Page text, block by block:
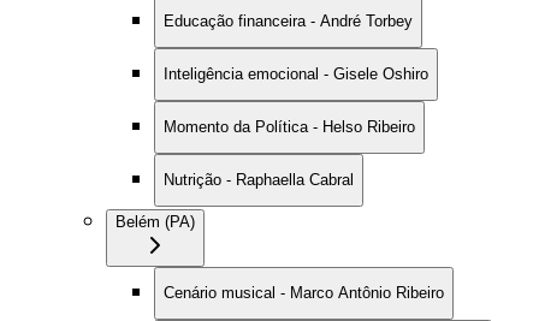
Educação financeira - André Torbey
Inteligência emocional - Gisele Oshiro
Momento da Política - Helso Ribeiro
Nutrição - Raphaella Cabral
Belém (PA)
Cenário musical - Marco Antônio Ribeiro